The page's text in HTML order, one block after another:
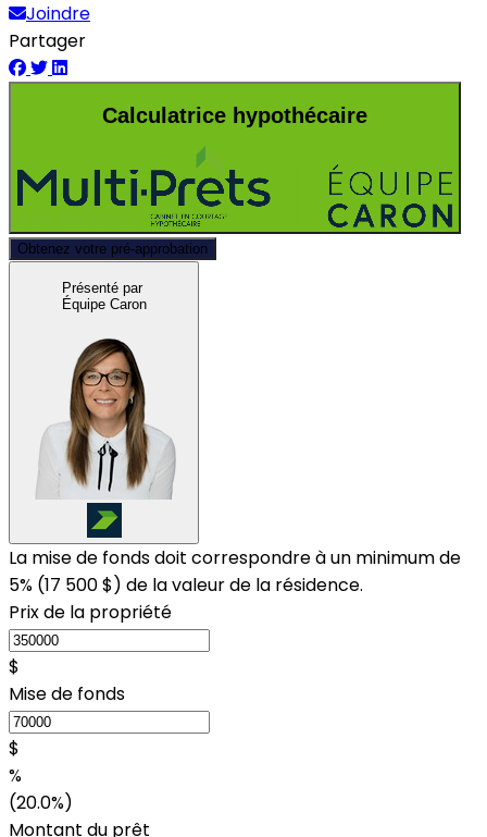
Joindre
Partager
Calculatrice hypothécaire
Obtenez votre pré-approbation
Présenté par
Équipe Caron
La mise de fonds doit correspondre à un minimum de
5% (17 500 $) de la valeur de la résidence.
Prix de la propriété
$
Mise de fonds
$
%
(20.0%)
Montant du prêt